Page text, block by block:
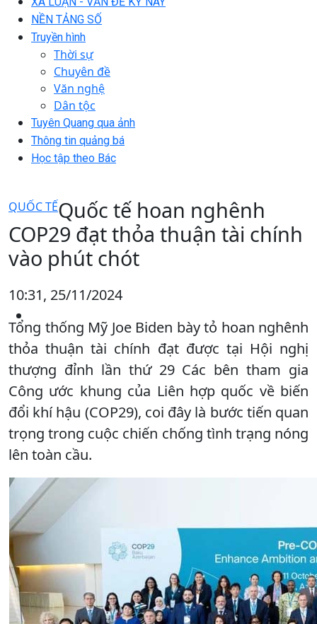
NỀN TẢNG SỐ
Truyền hình
Thời sự
Chuyên đề
Văn nghệ
Dân tộc
Tuyên Quang qua ảnh
Thông tin quảng bá
Học tập theo Bác
QUỐC TẾQuốc tế hoan nghênh
COP29 đạt thỏa thuận tài chính
vào phút chót
10:31, 25/11/2024
Tổng thống Mỹ Joe Biden bày tỏ hoan nghênh
thỏa thuận tài chính đạt được tại Hội nghị
thượng đỉnh lần thứ 29 Các bên tham gia
Công ước khung của Liên hợp quốc về biến
đổi khí hậu (COP29), coi đây là bước tiến quan
trọng trong cuộc chiến chống tình trạng nóng
lên toàn cầu.